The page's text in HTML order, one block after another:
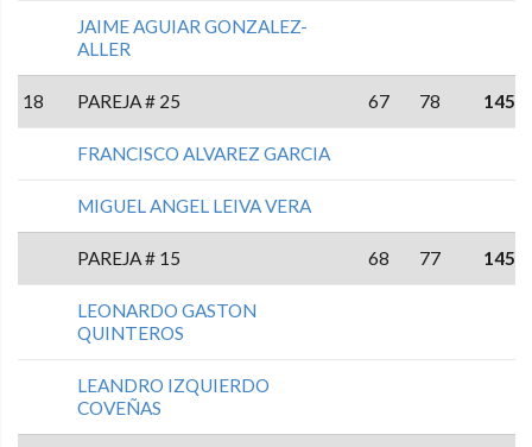
JAIME AGUIAR GONZALEZ-
ALLER
18 PAREJA # 25 67 78 145
FRANCISCO ALVAREZ GARCIA
MIGUEL ANGEL LEIVA VERA
PAREJA # 15 68 77 145
LEONARDO GASTON
QUINTEROS
LEANDRO IZQUIERDO
COVEÑAS